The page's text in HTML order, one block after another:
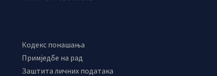
Кодекс понашања
Примједбе на рад
Заштита личних података